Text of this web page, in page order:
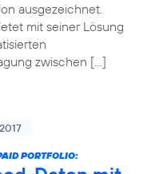
ausgezeichnet.
mit seiner Lösung
zwischen […]
PORTFOLIO: